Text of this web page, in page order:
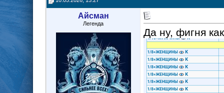
Айсман
Легенда
Да ну, фигня